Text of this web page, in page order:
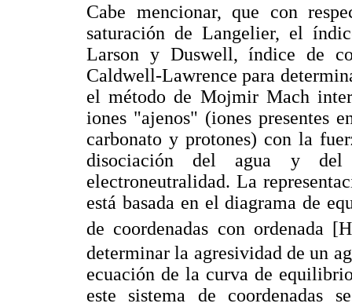
Cabe mencionar, que con
saturación de Langelier, el
Larson y Duswell, índice de
Caldwell-Lawrence para
el método de Mojmir Mach
iones "ajenos" (iones presentes
carbonato y protones) con la
disociación del agua y
electroneutralidad. La
está basada en el diagrama de
de coordenadas con ordenada [H
determinar la agresividad de un
ecuación de la curva de
este sistema de coordenadas